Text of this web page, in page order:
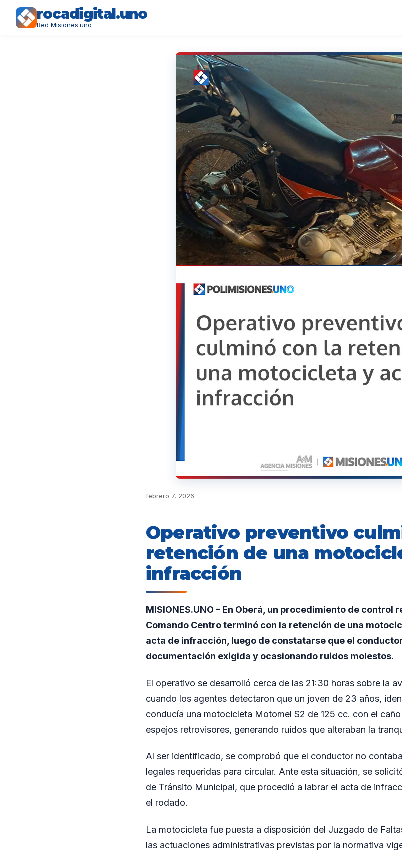
rocadigital.uno
Red Misiones.uno
febrero 7, 2026
Operativo preventivo
retención de una
infracción
MISIONES.UNO – En Oberá, un procedimiento de control
Comando Centro terminó con la retención de una
acta de infracción, luego de constatarse que el
documentación exigida y ocasionando ruidos molestos.
El operativo se desarrolló cerca de las 21:30 horas sobre la
cuando los agentes detectaron que un joven de 23 años,
conducía una motocicleta Motomel S2 de 125 cc. con el
espejos retrovisores, generando ruidos que alteraban la
Al ser identificado, se comprobó que el conductor no
legales requeridas para circular. Ante esta situación, se
de Tránsito Municipal, que procedió a labrar el acta de
el rodado.
La motocicleta fue puesta a disposición del Juzgado de
las actuaciones administrativas previstas por la normativa